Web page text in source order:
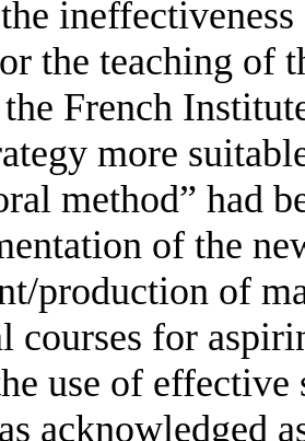
the teaching of
French
more
method” had
of the
production of
courses for
use of
acknowledged